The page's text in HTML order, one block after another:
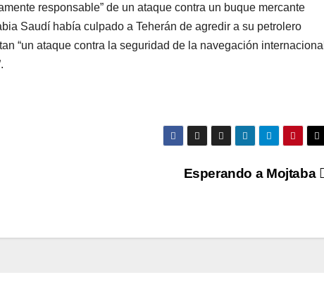
responsable” de un ataque contra un buque mercante
Saudí había culpado a Teherán de agredir a su petrolero
“un ataque contra la seguridad de la navegación internacional
Esperando a Mojtaba